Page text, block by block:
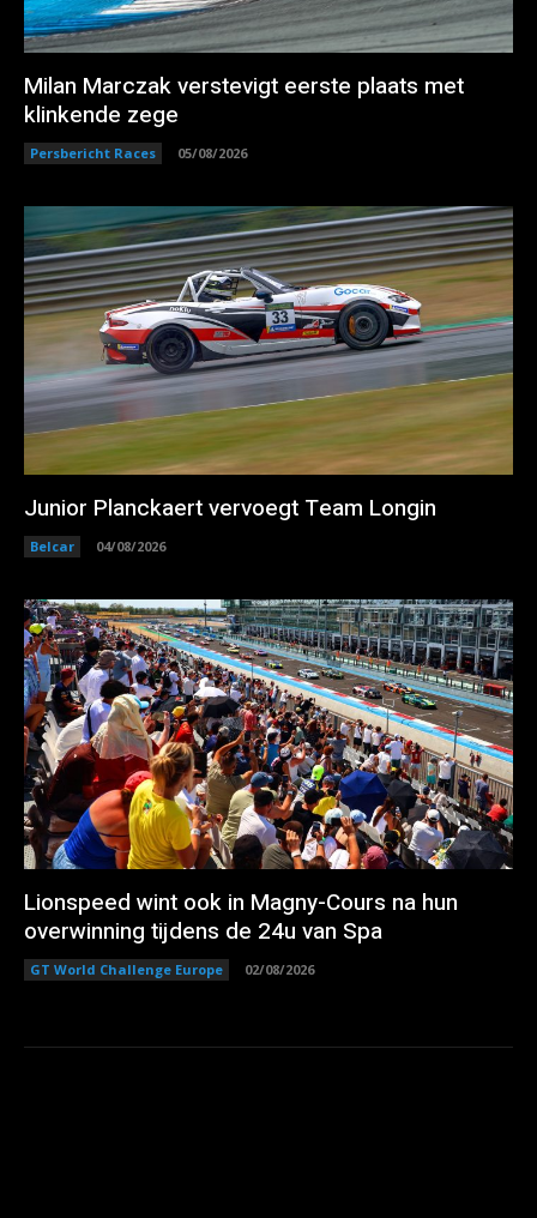
Milan Marczak verstevigt eerste plaats met
klinkende zege
Persbericht Races 05/08/2026
Junior Planckaert vervoegt Team Longin
Belcar 04/08/2026
Lionspeed wint ook in Magny-Cours na hun
overwinning tijdens de 24u van Spa
GT World Challenge Europe 02/08/2026